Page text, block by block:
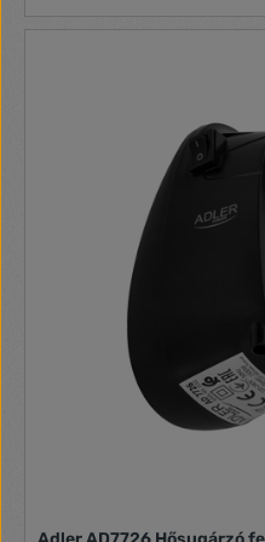
köszönhetően szinte bárhol
helyzetbe való felállítása
bekapcsol. A készülékbe
amely a készüléket
készülék túlmelegszik.
hálózati vezetéket húzza ki
arról, hogy a bemeneti vagy
letakarva vagy eldugulva. A
előtt várja meg a készülék
lekapcsolása érdekében. 2 fűtésteljesítmény: 1200 / 2000 W
Fokozatmentesen
funkció 90°-os automatikus
elosztásához Működésjelző
védelem Automatikus
Beépített fogantyú a
V Teljesítmény: 2000 W